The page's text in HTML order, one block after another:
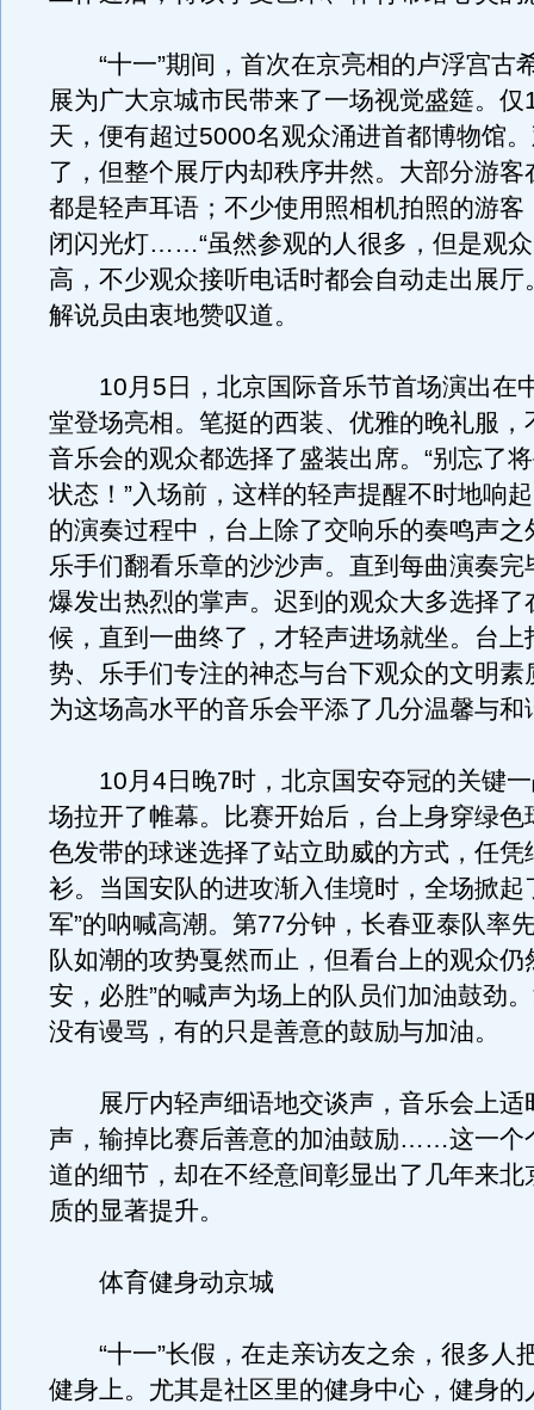
“十一”期间，首次在京亮相的卢浮宫古
展为广大京城市民带来了一场视觉盛筵。仅
天，便有超过5000名观众涌进首都博物馆
了，但整个展厅内却秩序井然。大部分游客
都是轻声耳语；不少使用照相机拍照的游客
闭闪光灯……“虽然参观的人很多，但是观
高，不少观众接听电话时都会自动走出展厅
解说员由衷地赞叹道。
10月5日，北京国际音乐节首场演出在
堂登场亮相。笔挺的西装、优雅的晚礼服，
音乐会的观众都选择了盛装出席。“别忘了
状态！”入场前，这样的轻声提醒不时地响
的演奏过程中，台上除了交响乐的奏鸣声之
乐手们翻看乐章的沙沙声。直到每曲演奏完
爆发出热烈的掌声。迟到的观众大多选择了
候，直到一曲终了，才轻声进场就坐。台上
势、乐手们专注的神态与台下观众的文明素
为这场高水平的音乐会平添了几分温馨与和
10月4日晚7时，北京国安夺冠的关键一
场拉开了帷幕。比赛开始后，台上身穿绿色
色发带的球迷选择了站立助威的方式，任凭
衫。当国安队的进攻渐入佳境时，全场掀起
军”的呐喊高潮。第77分钟，长春亚泰队率
队如潮的攻势戛然而止，但看台上的观众仍
安，必胜”的喊声为场上的队员们加油鼓劲
没有谩骂，有的只是善意的鼓励与加油。
展厅内轻声细语地交谈声，音乐会上适
声，输掉比赛后善意的加油鼓励……这一个
道的细节，却在不经意间彰显出了几年来北
质的显著提升。
体育健身动京城
“十一”长假，在走亲访友之余，很多人
健身上。尤其是社区里的健身中心，健身的